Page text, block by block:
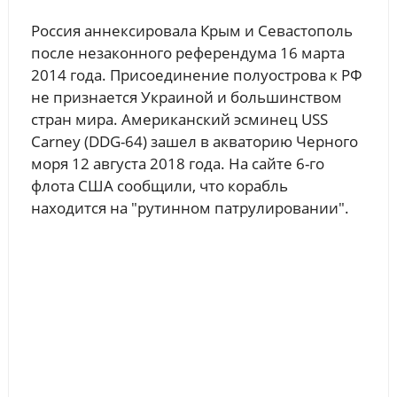
Россия аннексировала Крым и Севастополь
после незаконного референдума 16 марта
2014 года. Присоединение полуострова к РФ
не признается Украиной и большинством
стран мира. Американский эсминец USS
Carney (DDG-64) зашел в акваторию Черного
моря 12 августа 2018 года. На сайте 6-го
флота США сообщили, что корабль
находится на "рутинном патрулировании".